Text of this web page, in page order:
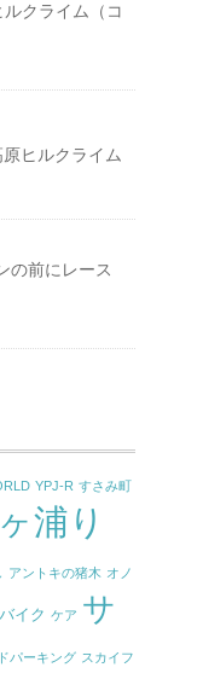
クライム（コ
ヒルクライム
の前にレース
YPJ-R すさみ町
浦り
アントキの猪木 オノ
イク ケア サ
パーキング スカイフ